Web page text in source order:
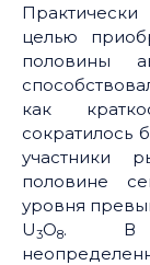
целью
половины
как
сократилось
участники
половине
уровня
U3O8. В